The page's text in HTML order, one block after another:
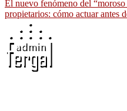
El nuevo fenómeno del
propietarios: cómo actuar antes